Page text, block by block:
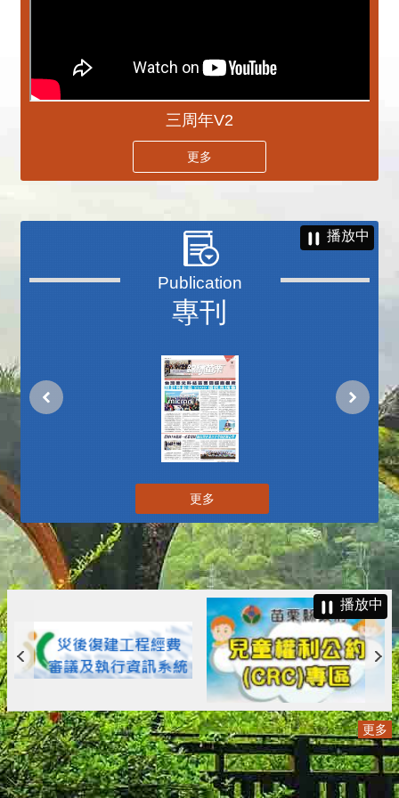
三周年V2
更多
專刊
播放中
更多
播放中
更多